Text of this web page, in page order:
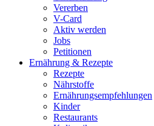
Vererben
V-Card
Aktiv werden
Jobs
Petitionen
Ernährung & Rezepte
Rezepte
Nährstoffe
Ernährungsempfehlungen
Kinder
Restaurants